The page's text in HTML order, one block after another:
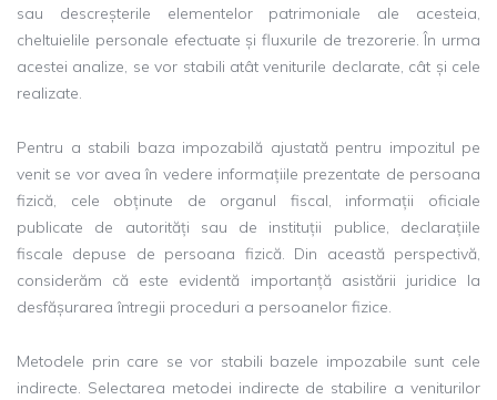
sau descreșterile elementelor patrimoniale ale acesteia,
cheltuielile personale efectuate și fluxurile de trezorerie. În urma
acestei analize, se vor stabili atât veniturile declarate, cât și cele
realizate.
Pentru a stabili baza impozabilă ajustată pentru impozitul pe
venit se vor avea în vedere informațiile prezentate de persoana
fizică, cele obținute de organul fiscal, informații oficiale
publicate de autorități sau de instituții publice, declarațiile
fiscale depuse de persoana fizică. Din această perspectivă,
considerăm că este evidentă importanță asistării juridice la
desfășurarea întregii proceduri a persoanelor fizice.
Metodele prin care se vor stabili bazele impozabile sunt cele
indirecte. Selectarea metodei indirecte de stabilire a veniturilor